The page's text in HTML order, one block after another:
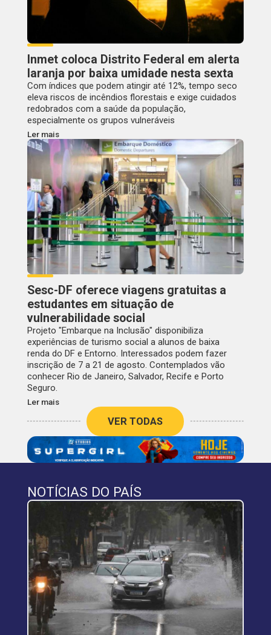
Inmet coloca Distrito Federal em alerta
laranja por baixa umidade nesta sexta
Com índices que podem atingir até 12%, tempo seco
eleva riscos de incêndios florestais e exige cuidados
redobrados com a saúde da população,
especialmente os grupos vulneráveis
Ler mais
Sesc-DF oferece viagens gratuitas a
estudantes em situação de
vulnerabilidade social
Projeto "Embarque na Inclusão" disponibiliza
experiências de turismo social a alunos de baixa
renda do DF e Entorno. Interessados podem fazer
inscrição de 7 a 21 de agosto. Contemplados vão
conhecer Rio de Janeiro, Salvador, Recife e Porto
Seguro.
Ler mais
VER TODAS
NOTÍCIAS DO PAÍS